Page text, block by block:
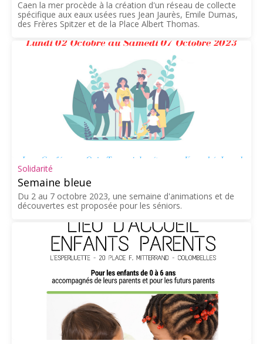
Caen la mer procède à la création d'un réseau de collecte
spécifique aux eaux usées rues Jean Jaurès, Emile Dumas,
des Frères Spitzer et de la Place Albert Thomas.
Solidarité
Semaine bleue
Du 2 au 7 octobre 2023, une semaine d'animations et de
découvertes est proposée pour les séniors.